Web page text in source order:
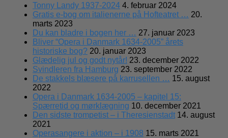
Tonny Landy 1937-2024 4. februar 2024
Gratis e-bog om italienerne på Hofteatret … 20.
marts 2023
Du kan bladre i bogen her … 27. januar 2023
Bliver “Opera i Danmark 1634-2005” årets
historiske bog? 20. januar 2023
Glædelig jul og godt nytår! 23. december 2022
Svindleren fra Hamburg 23. september 2022
De stakkels blæsere på karrusellen … 15. august
2022
Opera i Danmark 1634-2005 – kapitel 15:
Spærretid og mørklægning 10. december 2021
Den sidste trompetist – i Theresienstadt 14. august
2021
Operasangere i aktion – i 1908 15. marts 2021